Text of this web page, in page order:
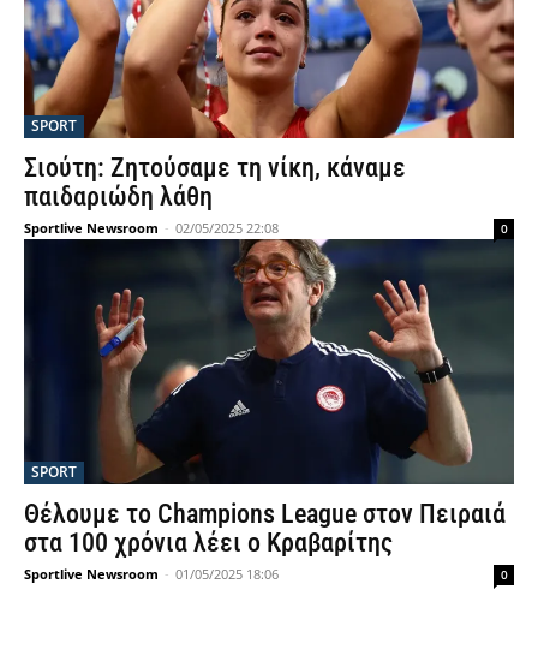
SPORT
Σιούτη: Ζητούσαμε τη νίκη, κάναμε
παιδαριώδη λάθη
Sportlive Newsroom - 02/05/2025 22:08 0
SPORT
Θέλουμε το Champions League στον Πειραιά
στα 100 χρόνια λέει ο Κραβαρίτης
Sportlive Newsroom - 01/05/2025 18:06 0